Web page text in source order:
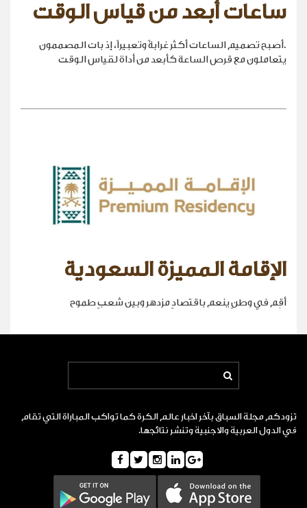
ساعات أبعد من قياس الوقت
.أصبح تصميم الساعات أكثر غرابةً وتعبيراً، إذ بات المصممون
يتعاملون مع قرص الساعة كأبعد من أداة لقياس الوقت
الإقامة المميزة السعودية
أقِم في وطنٍ ينعم باقتصادٍ مزدهر وبين شعبٍ طموح
تزودكم مجلة السباق بآخر اخبار عالم الكرة كما تواكب المباراة التي تقام
في الدول العربية والاجنبية وتنشر نتائجها.